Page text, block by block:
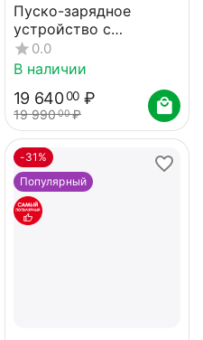
Пуско-зарядное
устройство с
автомобильным
компрессором и
0.0
В наличии
19 64000 ₽
19 99000₽
-31%
Популярный